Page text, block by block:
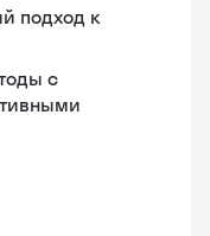
подход к
с